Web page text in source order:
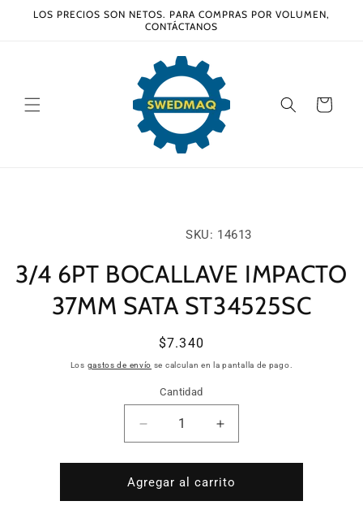
directamente
LOS PRECIOS SON NETOS. PARA COMPRAS POR VOLUMEN,
CONTÁCTANOS
Carrito
SKU: 14613
3/4 6PT BOCALLAVE IMPACTO
37MM SATA ST34525SC
Precio
habitual
$7.340
Los gastos de envío se calculan en la pantalla de pago.
Cantidad
Cantidad
Reducir
cantidad
para
3/4
6PT
Aumentar
cantidad
para
3/4
6PT
Agregar al carrito